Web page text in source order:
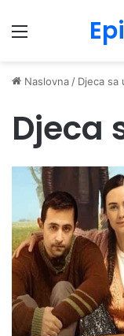
Menu
Naslovna / Djeca sa
Djeca